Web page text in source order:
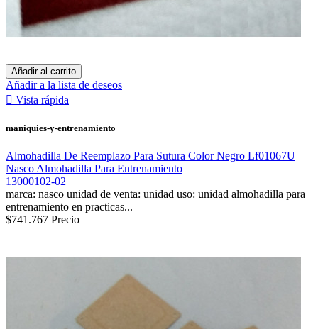
Añadir al carrito
Añadir a la lista de deseos
 Vista rápida
maniquies-y-entrenamiento
Almohadilla De Reemplazo Para Sutura Color Negro Lf01067U
Nasco Almohadilla Para Entrenamiento
13000102-02
marca: nasco unidad de venta: unidad uso: unidad almohadilla para
entrenamiento en practicas...
$741.767 Precio